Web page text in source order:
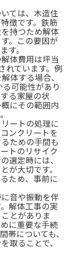
ては、木造住
徴です。鉄筋
持つため解体
。この要因が
す。
体費用は坪当
れています。例
体する場合、
可能性があり
る家屋の状
にその範囲内
ートの処理に
ンクリートを
ための手間も
トのリサイク
選定時には、
が大切です。
ため、事前に
音や振動を伴
解体工事の実
とがありま
に重要な手続
帯についても、
取ることで、